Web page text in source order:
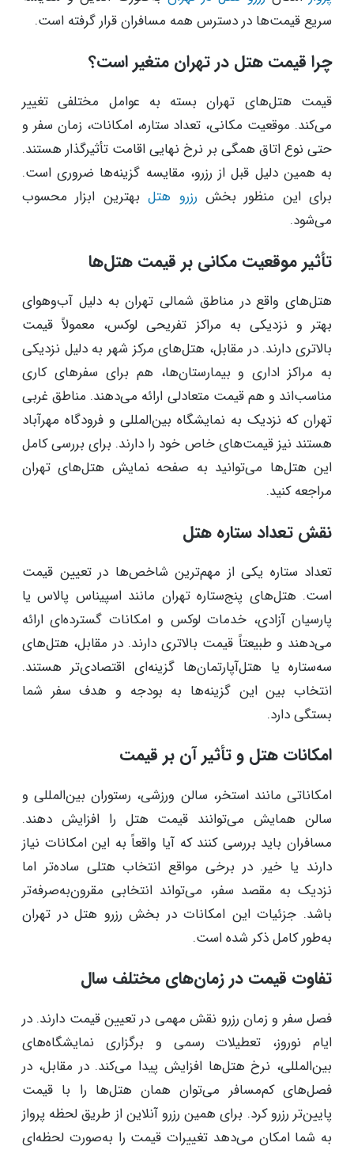
سریع قیمت‌ها در دسترس همه مسافران قرار گرفته است.
چرا قیمت هتل در تهران متغیر است؟
قیمت هتل‌های تهران بسته به عوامل مختلفی تغییر
می‌کند. موقعیت مکانی، تعداد ستاره، امکانات، زمان سفر و
حتی نوع اتاق همگی بر نرخ نهایی اقامت تأثیرگذار هستند.
به همین دلیل قبل از رزرو، مقایسه گزینه‌ها ضروری است.
برای این منظور بخش رزرو هتلبهترین ابزار محسوب
می‌شود.
تأثیر موقعیت مکانی بر قیمت هتل‌ها
هتل‌های واقع در مناطق شمالی تهران به دلیل آب‌وهوای
بهتر و نزدیکی به مراکز تفریحی لوکس، معمولاً قیمت
بالاتری دارند. در مقابل، هتل‌های مرکز شهر به دلیل نزدیکی
به مراکز اداری و بیمارستان‌ها، هم برای سفرهای کاری
مناسب‌اند و هم قیمت متعادلی ارائه می‌دهند. مناطق غربی
تهران که نزدیک به نمایشگاه بین‌المللی و فرودگاه مهرآباد
هستند نیز قیمت‌های خاص خود را دارند. برای بررسی کامل
این هتل‌ها می‌توانید به صفحه نمایش هتل‌های تهران
مراجعه کنید.
نقش تعداد ستاره هتل
تعداد ستاره یکی از مهم‌ترین شاخص‌ها در تعیین قیمت
است. هتل‌های پنج‌ستاره تهران مانند اسپیناس پالاس یا
پارسیان آزادی، خدمات لوکس و امکانات گسترده‌ای ارائه
می‌دهند و طبیعتاً قیمت بالاتری دارند. در مقابل، هتل‌های
سه‌ستاره یا هتل‌آپارتمان‌ها گزینه‌ای اقتصادی‌تر هستند.
انتخاب بین این گزینه‌ها به بودجه و هدف سفر شما
بستگی دارد.
امکانات هتل و تأثیر آن بر قیمت
امکاناتی مانند استخر، سالن ورزشی، رستوران بین‌المللی و
سالن همایش می‌توانند قیمت هتل را افزایش دهند.
مسافران باید بررسی کنند که آیا واقعاً به این امکانات نیاز
دارند یا خیر. در برخی مواقع انتخاب هتلی ساده‌تر اما
نزدیک به مقصد سفر، می‌تواند انتخابی مقرون‌به‌صرفه‌تر
باشد. جزئیات این امکانات در بخش رزرو هتل در تهران
به‌طور کامل ذکر شده است.
تفاوت قیمت در زمان‌های مختلف سال
فصل سفر و زمان رزرو نقش مهمی در تعیین قیمت دارند. در
ایام نوروز، تعطیلات رسمی و برگزاری نمایشگاه‌های
بین‌المللی، نرخ هتل‌ها افزایش پیدا می‌کند. در مقابل، در
فصل‌های کم‌مسافر می‌توان همان هتل‌ها را با قیمت
پایین‌تر رزرو کرد. برای همین رزرو آنلاین از طریق لحظه پرواز
به شما امکان می‌دهد تغییرات قیمت را به‌صورت لحظه‌ای